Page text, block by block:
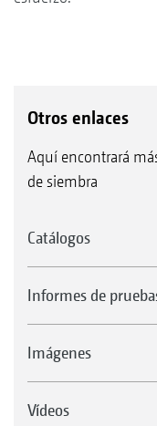
Otros enlaces
Aquí encontrará
de siembra
Catálogos
Informes de
Imágenes
Vídeos